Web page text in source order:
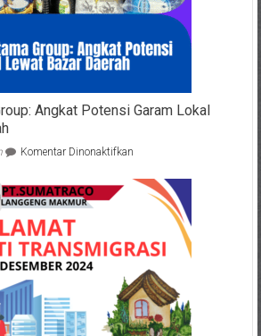
Angkat Potensi Garam Lokal
Komentar Dinonaktifkanpada
Media
Utama
Potensi
Lokal
Lewat
Bazar
Daerah